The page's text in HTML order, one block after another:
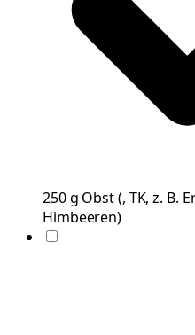
250g Obst(, TK, z. B.
Himbeeren)